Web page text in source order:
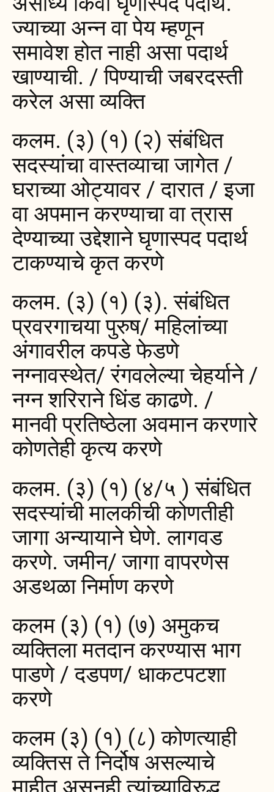
ज्याच्या अन्न वा पेय म्हणून
समावेश होत नाही असा पदार्थ
खाण्याची. / पिण्याची जबरदस्ती
करेल असा व्यक्ति
कलम. (३) (१) (२) संबंधित
सदस्यांचा वास्तव्याचा जागेत /
घराच्या ओट्यावर / दारात / इजा
वा अपमान करण्याचा वा त्रास
देण्याच्या उद्देशाने घृणास्पद पदार्थ
टाकण्याचे कृत करणे
कलम. (३) (१) (३). संबंधित
प्रवरगाचया पुरुष/ महिलांच्या
अंगावरील कपडे फेडणे
नग्नावस्थेत/ रंगवलेल्या चेहर्याने /
नग्न शरिराने धिंड काढणे. /
मानवी प्रतिष्ठेला अवमान करणारे
कोणतेही कृत्य करणे
कलम. (३) (१) (४/५ ) संबंधित
सदस्यांची मालकीची कोणतीही
जागा अन्यायाने घेणे. लागवड
करणे. जमीन/ जागा वापरणेस
अडथळा निर्माण करणे
कलम (३) (१) (७) अमुकच
व्यक्तिला मतदान करण्यास भाग
पाडणे / दडपण/ धाकटपटशा
करणे
कलम (३) (१) (८) कोणत्याही
व्यक्तिस ते निर्दोष असल्याचे